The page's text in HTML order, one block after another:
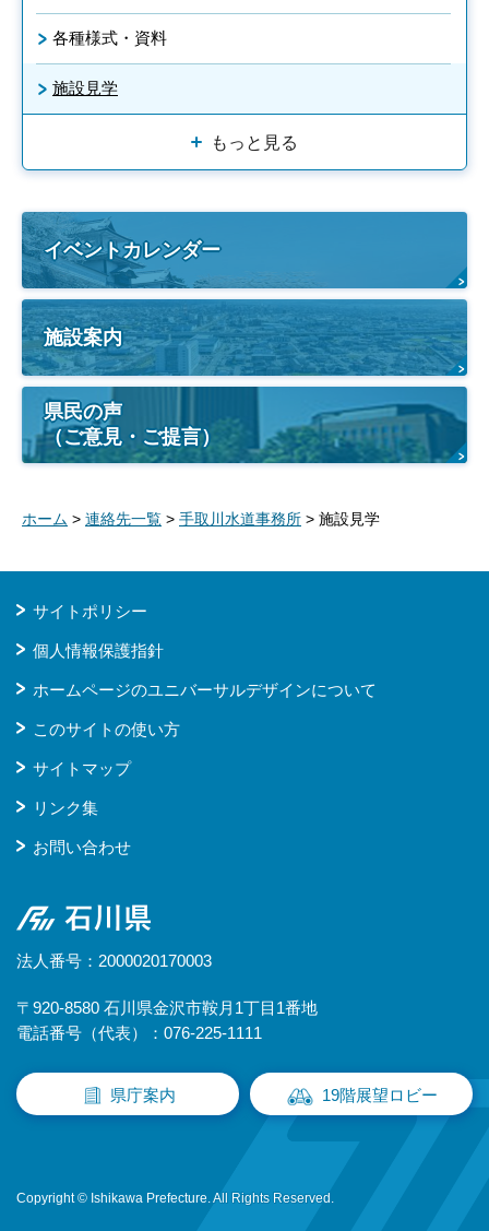
各種様式・資料
施設見学
もっと見る
イベントカレンダー
施設案内
県民の声
（ご意見・ご提言）
ホーム > 連絡先一覧 > 手取川水道事務所 > 施設見学
サイトポリシー
個人情報保護指針
ホームページのユニバーサルデザインについて
このサイトの使い方
サイトマップ
リンク集
お問い合わせ
石川県
法人番号：2000020170003
〒920-8580 石川県金沢市鞍月1丁目1番地
電話番号（代表）：076-225-1111
県庁案内 19階展望ロビー
Copyright © Ishikawa Prefecture. All Rights Reserved.